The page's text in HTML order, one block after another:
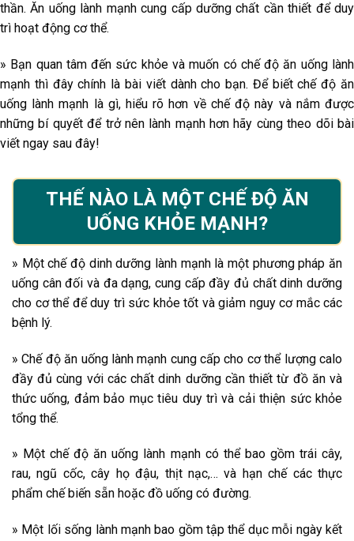
thần. Ăn uống lành mạnh cung cấp dưỡng chất cần thiết để duy
trì hoạt động cơ thể.
» Bạn quan tâm đến sức khỏe và muốn có chế độ ăn uống lành
mạnh thì đây chính là bài viết dành cho bạn. Để biết chế độ ăn
uống lành mạnh là gì, hiểu rõ hơn về chế độ này và nắm được
những bí quyết để trở nên lành mạnh hơn hãy cùng theo dõi bài
viết ngay sau đây!
THẾ NÀO LÀ MỘT CHẾ ĐỘ ĂN
UỐNG KHỎE MẠNH?
» Một chế độ dinh dưỡng lành mạnh là một phương pháp ăn
uống cân đối và đa dạng, cung cấp đầy đủ chất dinh dưỡng
cho cơ thể để duy trì sức khỏe tốt và giảm nguy cơ mắc các
bệnh lý.
» Chế độ ăn uống lành mạnh cung cấp cho cơ thể lượng calo
đầy đủ cùng với các chất dinh dưỡng cần thiết từ đồ ăn và
thức uống, đảm bảo mục tiêu duy trì và cải thiện sức khỏe
tổng thể.
» Một chế độ ăn uống lành mạnh có thể bao gồm trái cây,
rau, ngũ cốc, cây họ đậu, thịt nạc,… và hạn chế các thực
phẩm chế biến sẵn hoặc đồ uống có đường.
» Một lối sống lành mạnh bao gồm tập thể dục mỗi ngày kết